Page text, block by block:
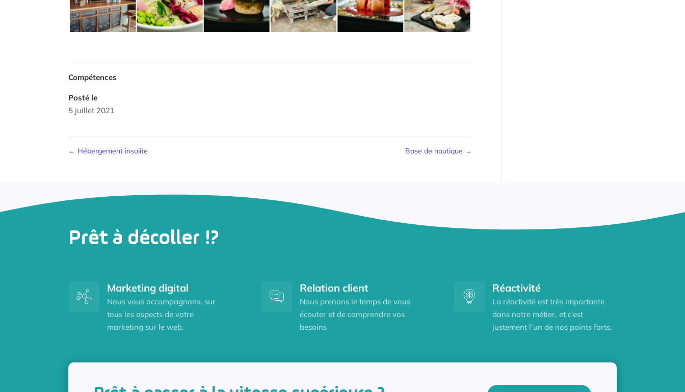
Compétences
Posté le
5 juillet 2021
← Hébergement insolite Base de nautique →
Prêt à décoller !?
Marketing digital
Nous vous accompagnons, sur
tous les aspects de votre
marketing sur le web.
Relation client
Nous prenons le temps de vous
écouter et de comprendre vos
besoins
Réactivité
La réactivité est très importante
dans notre métier, et c’est
justement l’un de nos points forts.